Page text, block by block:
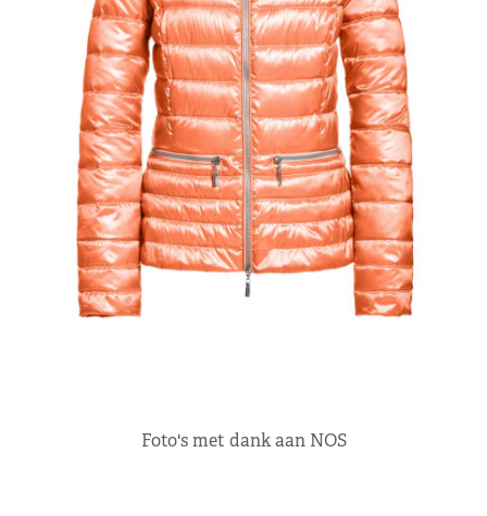
Foto's met dank aan NOS